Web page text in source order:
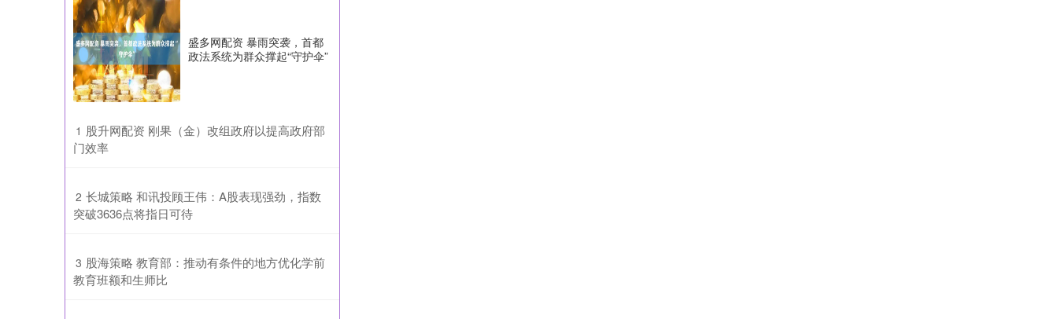
盛多网配资 暴雨突袭，首都
政法系统为群众撑起“守护伞”
1 ​股升网配资 刚果（金）改组政府以提高政府部
门效率
2 ​长城策略 和讯投顾王伟：A股表现强劲，指数
突破3636点将指日可待
3 ​股海策略 教育部：推动有条件的地方优化学前
教育班额和生师比